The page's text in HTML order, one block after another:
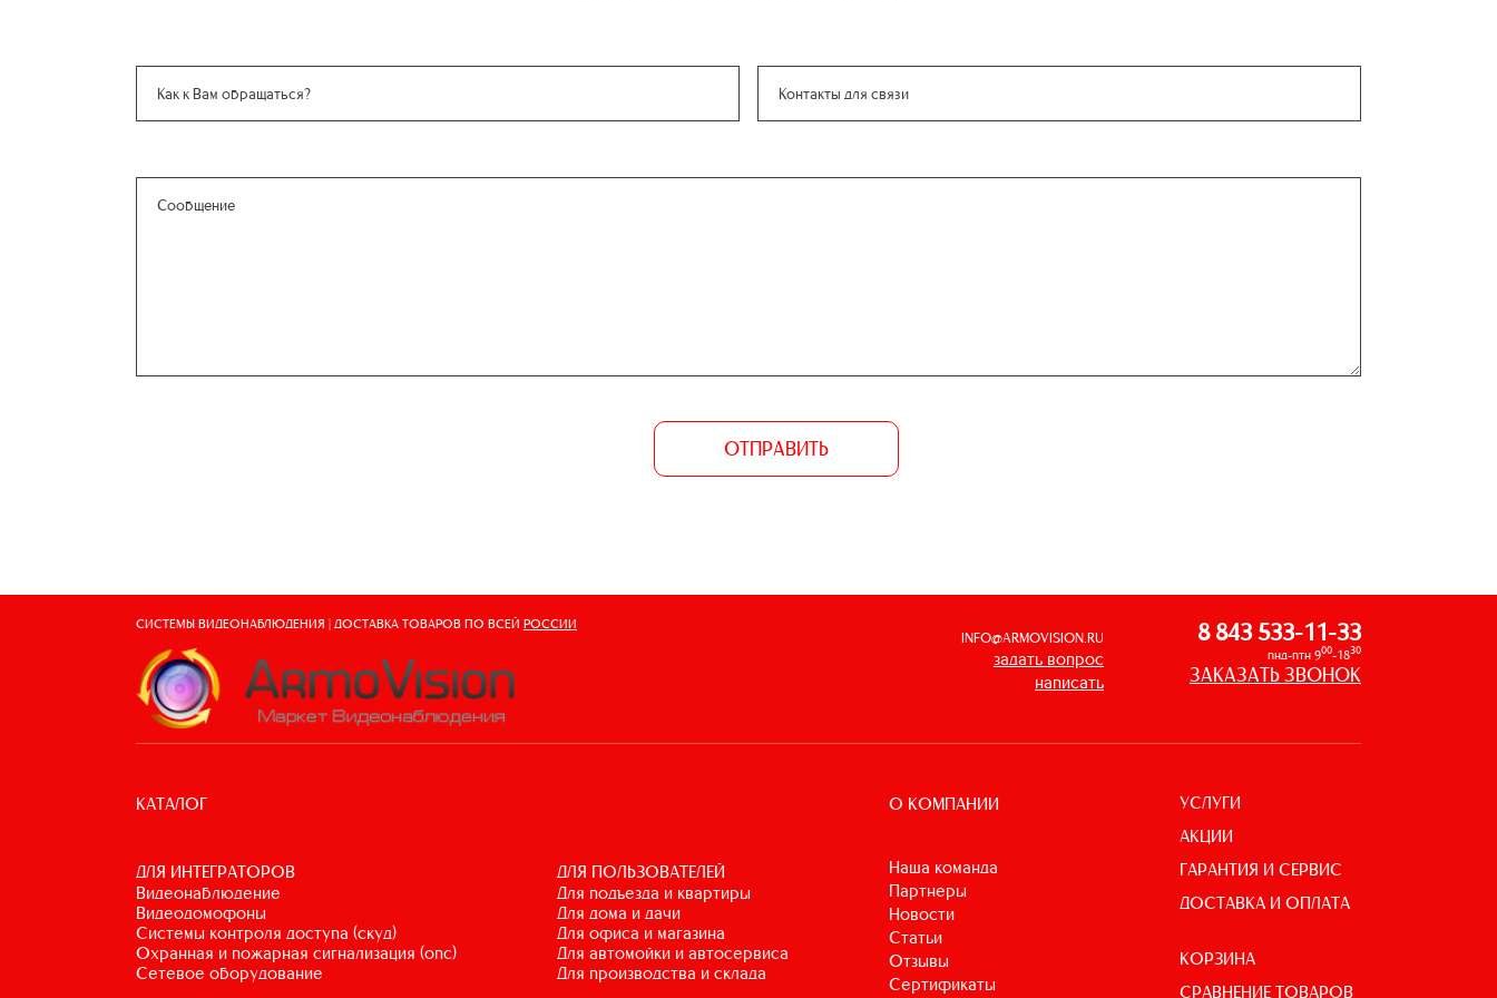
ОТПРАВИТЬ
СИСТЕМЫ ВИДЕОНАБЛЮДЕНИЯ | ДОСТАВКА ТОВАРОВ ПО ВСЕЙ РОССИИ
INFO@ARMOVISION.RU
задать вопрос
написать
8 843 533-11-33
пнд-птн 900-1830
ЗАКАЗАТЬ ЗВОНОК
КАТАЛОГ
ДЛЯ ИНТЕГРАТОРОВ
видеонаблюдение
видеодомофоны
системы контроля доступа (скуд)
охранная и пожарная сигнализация (опс)
сетевое оборудование
ДЛЯ ПОЛЬЗОВАТЕЛЕЙ
для подъезда и квартиры
для дома и дачи
для офиса и магазина
для автомойки и автосервиса
для производства и склада
О КОМПАНИИ
Наша команда
Партнеры
Новости
Статьи
Отзывы
Сертификаты
УСЛУГИ
АКЦИИ
ГАРАНТИЯ И СЕРВИС
ДОСТАВКА И ОПЛАТА
КОРЗИНА
СРАВНЕНИЕ ТОВАРОВ